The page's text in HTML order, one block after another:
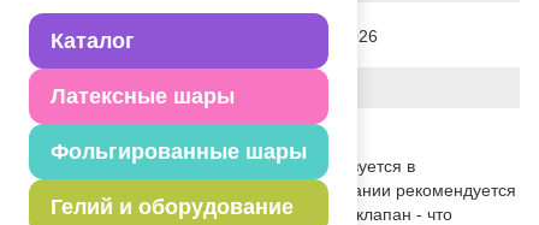
Каталог
Латексные шары
Фольгированные шары
Гелий и оборудование
элемента
28-01-2026
Вес
Описание товара
Одноцветный шар, без рисунка, используется в
оформлениях, композициях. При надувании рекомендуется
использовать гелий. Имеет встроенный клапан - что